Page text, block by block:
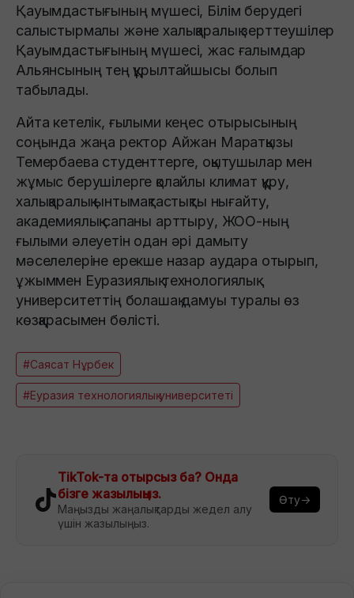
Қауымдастығының мүшесі, Білім берудегі
салыстырмалы және халықаралық зерттеушілер
Қауымдастығының мүшесі, жас ғалымдар
Альянсының тең құрылтайшысы болып
табылады.
Айта кетелік, ғылыми кеңес отырысының
соңында жаңа ректор Айжан Маратқызы
Темербаева студенттерге, оқытушылар мен
жұмыс берушілерге қолайлы климат құру,
халықаралық ынтымақтастықты нығайту,
академиялық сапаны арттыру, ЖОО-ның
ғылыми әлеуетін одан әрі дамыту
мәселелеріне ерекше назар аудара отырып,
ұжыммен Еуразиялық технологиялық
университеттің болашақ дамуы туралы өз
көзқарасымен бөлісті.
#Саясат Нұрбек
#Еуразия технологиялық университеті
TikTok-та отырсыз ба? Онда
бізге жазылыңыз.
Маңызды жаңалықтарды жедел алу
үшін жазылыңыз.
Өту→